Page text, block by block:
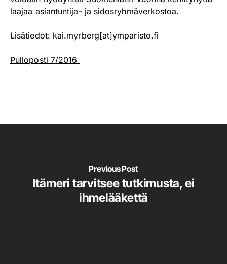
laajaa asiantuntija- ja sidosryhmäverkostoa.
Lisätiedot: kai.myrberg[at]ymparisto.fi
Pulloposti 7/2016
Previous Post
Itämeri tarvitsee tutkimusta, ei
ihmelääkettä